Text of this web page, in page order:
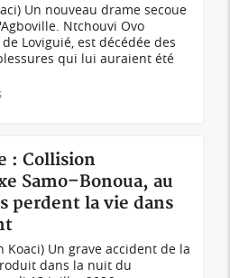
Un nouveau drame secoue
Ntchouvi Ovo
Loviguié, est décédée des
qui lui auraient été
: Collision
Samo–Bonoua, au
perdent la vie dans
Koaci) Un grave accident de la
dans la nuit du